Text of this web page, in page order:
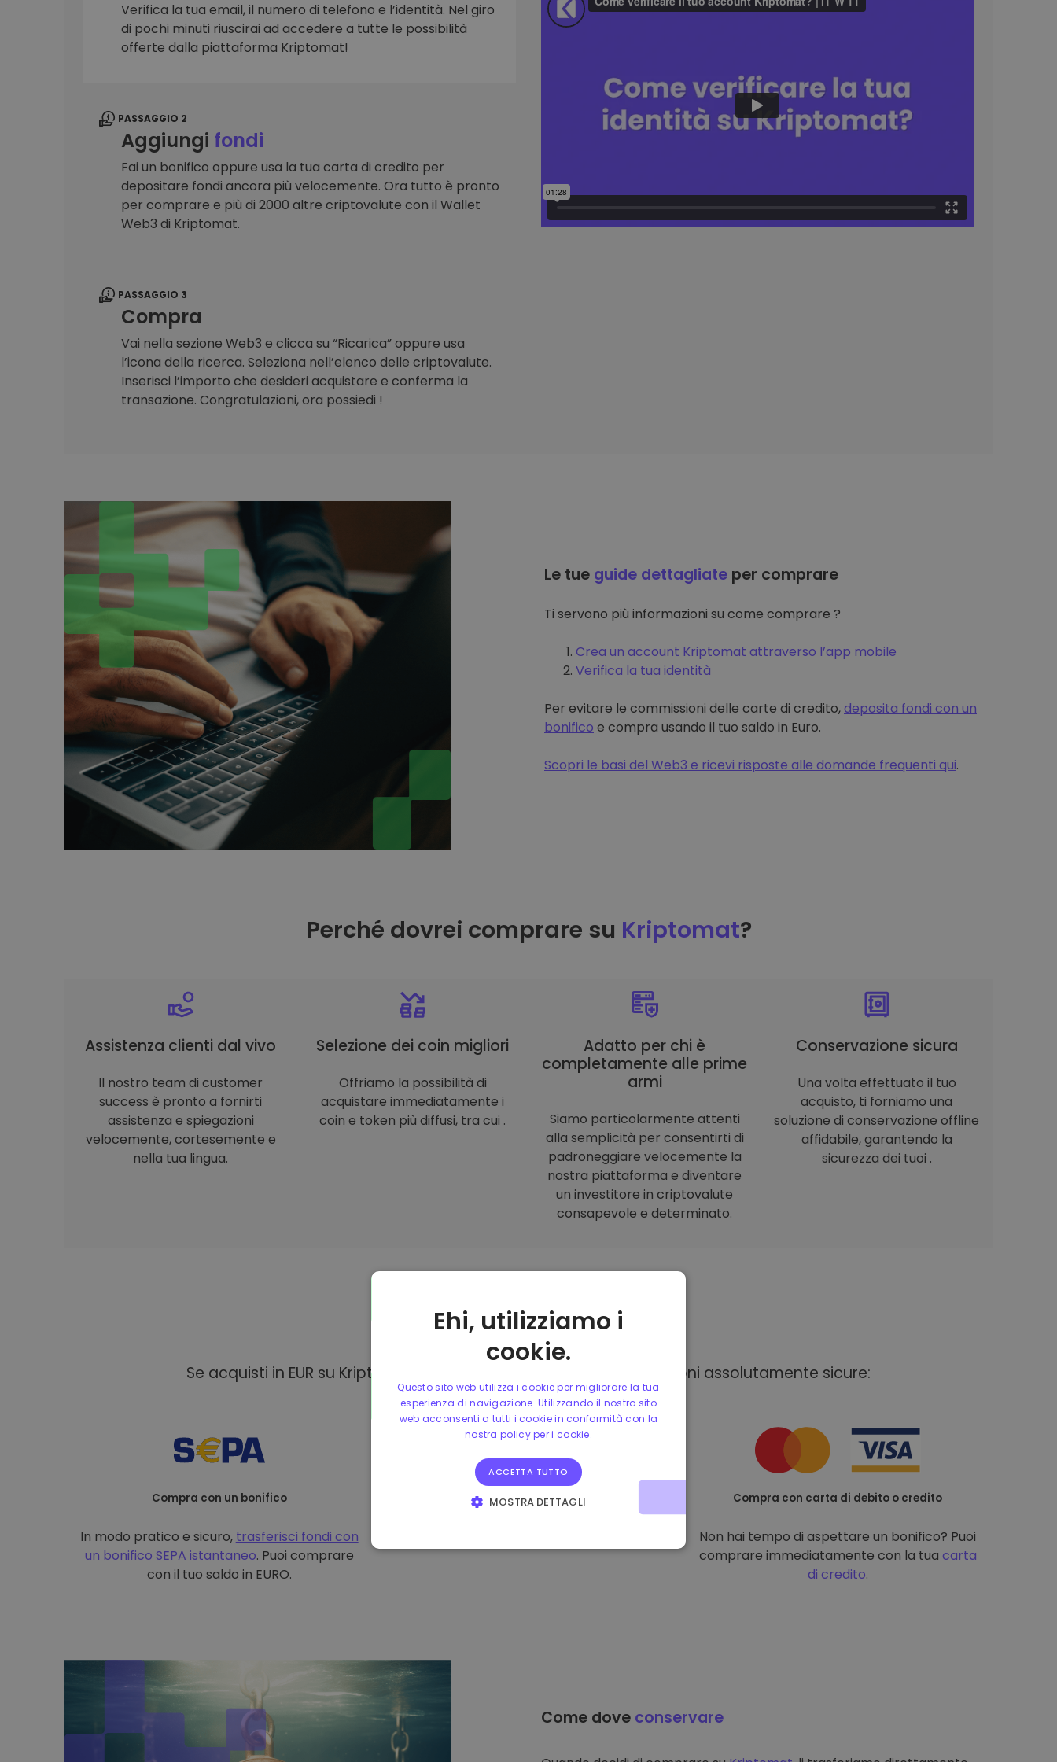
Scoperta investimenti
Trova la tua strategia crypto
Verifica la tua email, il numero di telefono e l’identità. Nel giro
di pochi minuti riuscirai ad accedere a tutte le possibilità
offerte dalla piattaforma Kriptomat!
PASSAGGIO 2
Aggiungi fondi
Fai un bonifico oppure usa la tua carta di credito per
depositare fondi ancora più velocemente. Ora tutto è pronto
per comprare e più di 2000 altre criptovalute con il Wallet
Web3 di Kriptomat.
PASSAGGIO 3
Compra
Vai nella sezione Web3 e clicca su “Ricarica” oppure usa
l’icona della ricerca. Seleziona nell’elenco delle criptovalute.
Inserisci l’importo che desideri acquistare e conferma la
transazione. Congratulazioni, ora possiedi !
Le tue guide dettagliate per comprare
Ti servono più informazioni su come comprare ?
Crea un account Kriptomat attraverso l’app mobile
Verifica la tua identità
Per evitare le commissioni delle carte di credito,deposita fondi con un
bonifico e compra usando il tuo saldo in Euro.
Scopri le basi del Web3 e ricevi risposte alle domande frequenti qui.
Perché dovrei comprare su Kriptomat?
Assistenza clienti dal vivo
Il nostro team di customer
success è pronto a fornirti
assistenza e spiegazioni
velocemente, cortesemente e
nella tua lingua.
Selezione dei coin migliori
Offriamo la possibilità di
acquistare immediatamente i
coin e token più diffusi, tra cui .
Adatto per chi è
completamente alle prime
armi
Siamo particolarmente attenti
alla semplicità per consentirti di
padroneggiare velocemente la
nostra piattaforma e diventare
un investitore in criptovalute
consapevole e determinato.
Conservazione sicura
Una volta effettuato il tuo
acquisto, ti forniamo una
soluzione di conservazione offline
affidabile, garantendo la
sicurezza dei tuoi .
Modalità dipagamento
Se acquisti in EUR su Kriptomat, hai a tua disposizione diverse opzioni assolutamente sicure:
Compra con un bonifico
In modo pratico e sicuro, trasferisci fondi con
un bonifico SEPA istantaneo. Puoi comprare
con il tuo saldo in EURO.
Compra con carta di debito o credito
Non hai tempo di aspettare un bonifico? Puoi
comprare immediatamente con la tua carta
di credito.
Come dove conservare
Ehi, utilizziamo i
cookie.
Questo sito web utilizza i cookie per migliorare la tua
esperienza di navigazione. Utilizzando il nostro sito
web acconsenti a tutti i cookie in conformità con la
nostra policy per i cookie.
ACCETTA TUTTO
MOSTRA DETTAGLI